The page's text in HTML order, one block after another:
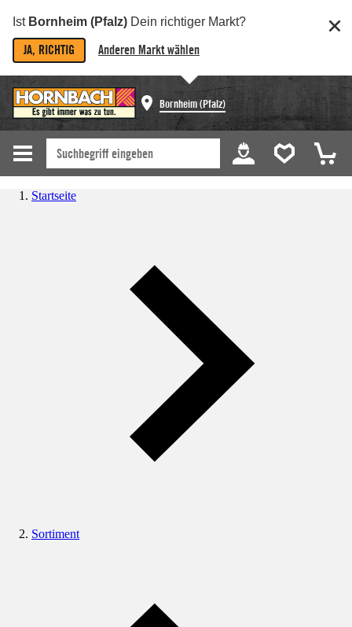
Ist Bornheim (Pfalz) Dein richtiger Markt?
JA, RICHTIG Anderen Markt wählen
Bornheim (Pfalz)
Startseite
Sortiment